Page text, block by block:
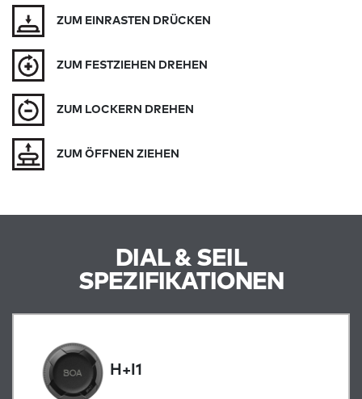
ZUM EINRASTEN DRÜCKEN
ZUM FESTZIEHEN DREHEN
ZUM LOCKERN DREHEN
ZUM ÖFFNEN ZIEHEN
DIAL & SEIL
SPEZIFIKATIONEN
H+I1